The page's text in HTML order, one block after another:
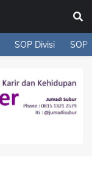
SOP Divisi SOP